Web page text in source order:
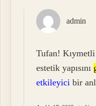
admin
Tufan! Kıymetli
estetik yapısını
etkileyici bir